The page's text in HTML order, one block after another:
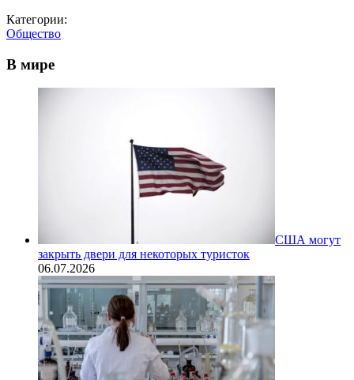
Категории:
Общество
В мире
США могут
закрыть двери для некоторых туристок
06.07.2026